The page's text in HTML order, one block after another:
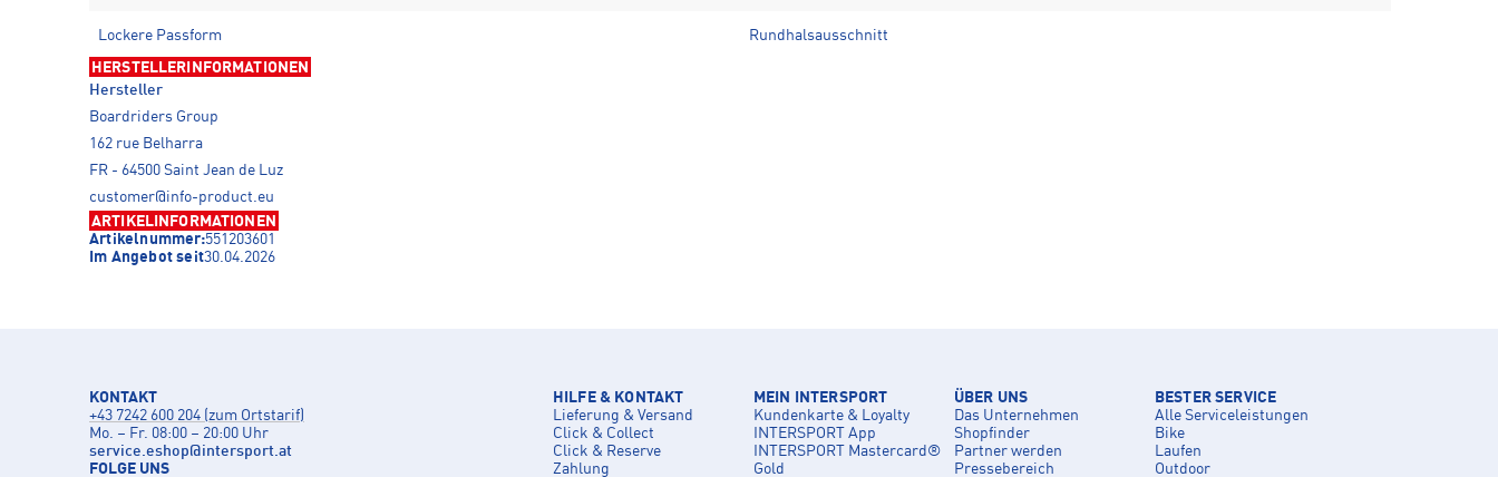
Lockere Passform Rundhalsausschnitt
HERSTELLERINFORMATIONEN
Hersteller
Boardriders Group
162 rue Belharra
FR - 64500 Saint Jean de Luz
customer@info-product.eu
ARTIKELINFORMATIONEN
Artikelnummer:551203601
Im Angebot seit30.04.2026
KONTAKT
+43 7242 600 204 (zum Ortstarif)
Mo. – Fr. 08:00 – 20:00 Uhr
service.eshop@intersport.at
FOLGE UNS
HILFE & KONTAKT
Lieferung & Versand
Click & Collect
Click & Reserve
Zahlung
MEIN INTERSPORT
Kundenkarte & Loyalty
INTERSPORT App
INTERSPORT Mastercard®
Gold
ÜBER UNS
Das Unternehmen
Shopfinder
Partner werden
Pressebereich
BESTER SERVICE
Alle Serviceleistungen
Bike
Laufen
Outdoor